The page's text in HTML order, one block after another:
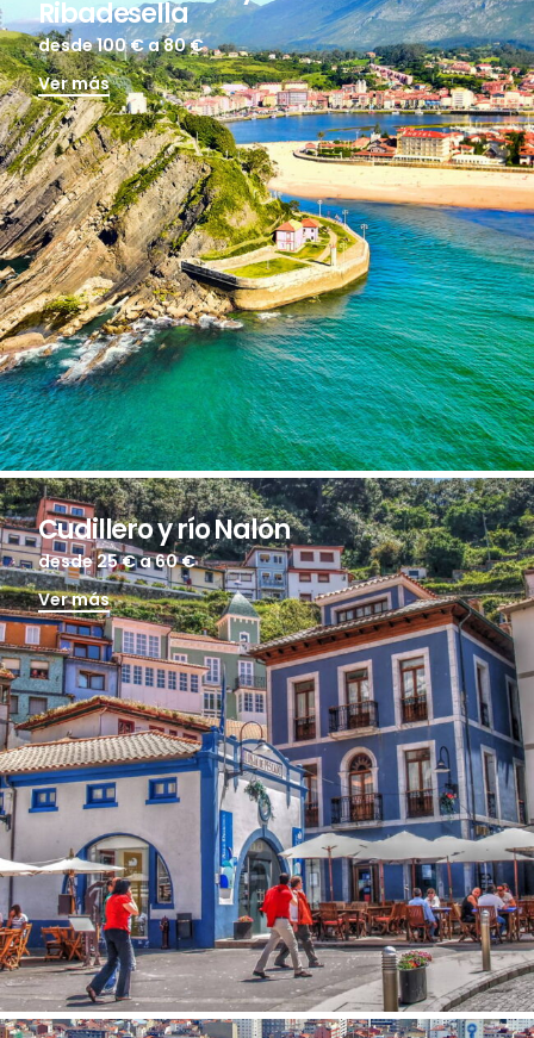
Ribadesella
desde 100 €a 80 €
Ver más
Cudillero y río Nalón
desde 25 €a 60 €
Ver más